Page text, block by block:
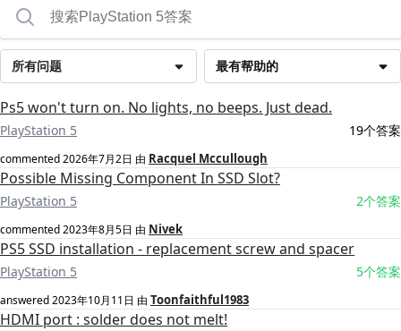
最有帮助的
所有问题
Ps5 won't turn on. No lights, no beeps. Just dead.
PlayStation 5 19个答案
commented2026年7月2日 由 Racquel Mccullough
Possible Missing Component In SSD Slot?
PlayStation 5 2个答案
commented2023年8月5日 由 Nivek
PS5 SSD installation - replacement screw and spacer
PlayStation 5 5个答案
answered2023年10月11日 由 Toonfaithful1983
HDMI port : solder does not melt!